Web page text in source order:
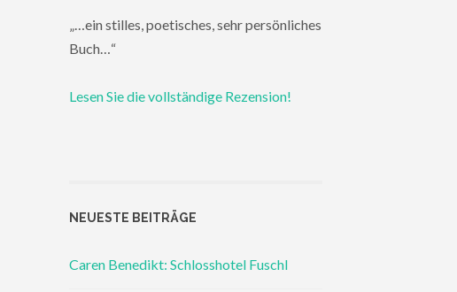
„…ein stilles, poetisches, sehr persönliches
Buch…“
Lesen Sie die vollständige Rezension!
NEUESTE BEITRÄGE
Caren Benedikt: Schlosshotel Fuschl